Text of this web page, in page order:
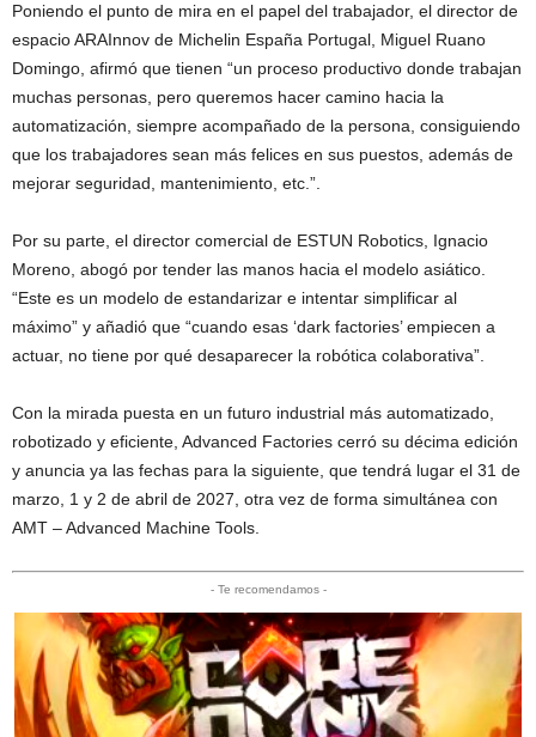
Poniendo el punto de mira en el papel del trabajador, el director de
espacio ARAInnov de Michelin España Portugal, Miguel Ruano
Domingo, afirmó que tienen “un proceso productivo donde trabajan
muchas personas, pero queremos hacer camino hacia la
automatización, siempre acompañado de la persona, consiguiendo
que los trabajadores sean más felices en sus puestos, además de
mejorar seguridad, mantenimiento, etc.”.
Por su parte, el director comercial de ESTUN Robotics, Ignacio
Moreno, abogó por tender las manos hacia el modelo asiático.
“Este es un modelo de estandarizar e intentar simplificar al
máximo” y añadió que “cuando esas ‘dark factories’ empiecen a
actuar, no tiene por qué desaparecer la robótica colaborativa”.
Con la mirada puesta en un futuro industrial más automatizado,
robotizado y eficiente, Advanced Factories cerró su décima edición
y anuncia ya las fechas para la siguiente, que tendrá lugar el 31 de
marzo, 1 y 2 de abril de 2027, otra vez de forma simultánea con
AMT – Advanced Machine Tools.
- Te recomendamos -